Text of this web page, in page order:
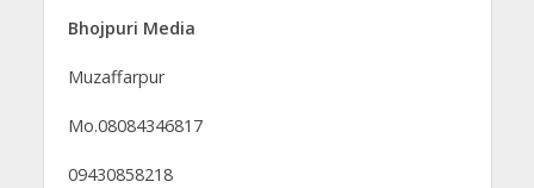
Bhojpuri Media
Muzaffarpur
Mo.08084346817
09430858218